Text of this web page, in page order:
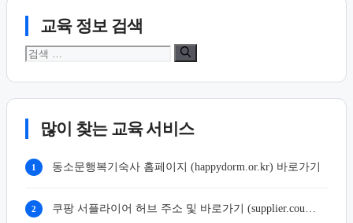
교육 정보 검색
검
많이 찾는 교육 서비스
1 동소문행복기숙사 홈페이지 (happydorm.or.kr) 바로가기
2